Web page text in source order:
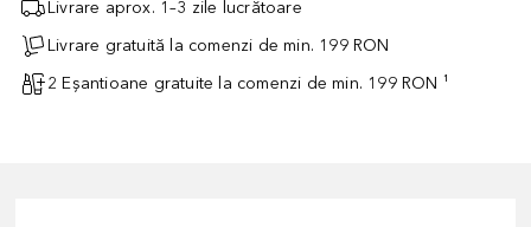
Livrare aprox. 1–3 zile lucrătoare
Livrare gratuită la comenzi de min. 199 RON
2 Eșantioane gratuite la comenzi de min. 199 RON ¹